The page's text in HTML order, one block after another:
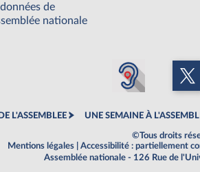
données de
nationale
L'ASSEMBLEE UNE SEMAINE À
©Tous droits
Mentions légales
Accessibilité : partiellement
Assemblée nationale - 126 Rue de